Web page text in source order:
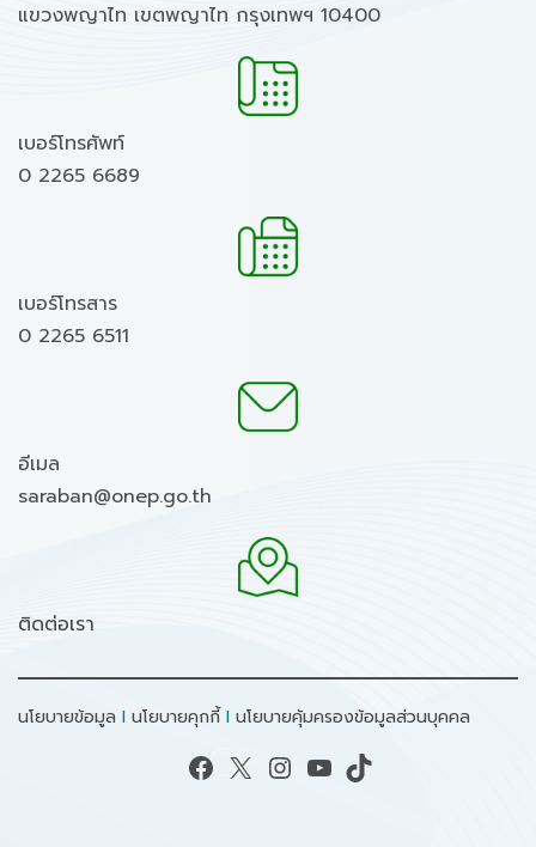
แขวงพญาไท เขตพญาไท กรุงเทพฯ 10400
เบอร์โทรศัพท์
0 2265 6689
เบอร์โทรสาร
0 2265 6511
อีเมล
saraban@onep.go.th
ติดต่อเรา
นโยบายข้อมูล I นโยบายคุกกี้ I นโยบายคุ้มครองข้อมูลส่วนบุคคล
Facebook X Instagram YouTube TikTok